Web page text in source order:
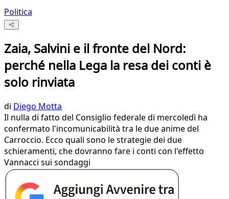
Politica
Zaia, Salvini e il fronte del Nord:
perché nella Lega la resa dei conti è
solo rinviata
di Diego Motta
Il nulla di fatto del Consiglio federale di mercoledì ha
confermato l'incomunicabilità tra le due anime del
Carroccio. Ecco quali sono le strategie dei due
schieramenti, che dovranno fare i conti con l'effetto
Vannacci sui sondaggi